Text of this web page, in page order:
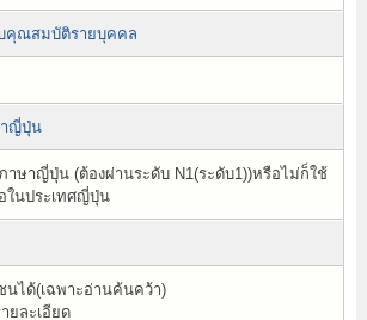
คุณสมบัติรายบุคคล
าญี่ปุ่น
าษาญี่ปุ่น (ต้องผ่านระดับ N1(ระดับ1))หรือไม่ก็ใช้
ในประเทศญี่ปุ่น
นได้(เฉพาะอ่านค้นคว้า)
ยละเอียด